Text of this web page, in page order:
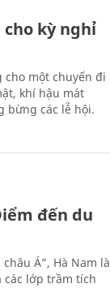
cho kỳ nghỉ
cho một chuyến đi
khí hậu mát
bừng các lễ hội.
đến du
Á”, Hà Nam là
lớp trầm tích